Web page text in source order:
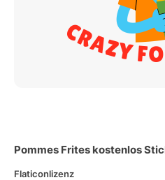
Pommes Frites kostenlos
Flaticonlizenz